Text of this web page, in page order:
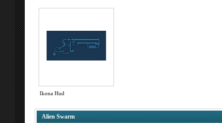
Ikona Hud
Alien Swarm